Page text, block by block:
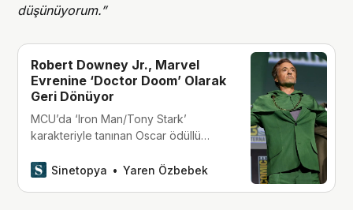
düşünüyorum.”
Robert Downey Jr., Marvel
Evrenine ‘Doctor Doom’ Olarak
Geri Dönüyor
MCU’da ‘Iron Man/Tony Stark’
karakteriyle tanınan Oscar ödüllü
yılında vizyona girecek olan
Sinetopya Yaren Özbebek